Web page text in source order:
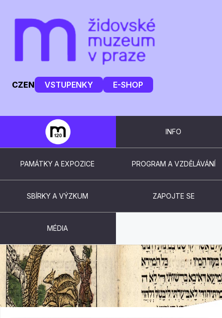
CZEN VSTUPENKY E-SHOP
INFO
PAMÁTKY A EXPOZICE PROGRAM A VZDĚLÁVÁNÍ
SBÍRKY A VÝZKUM ZAPOJTE SE
MÉDIA
DOPISNÍ KARTA - ŠIVITI